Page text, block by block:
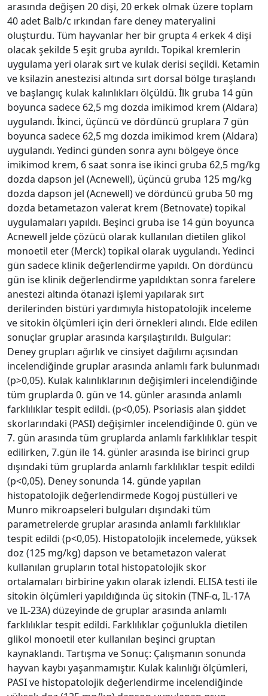
arasında değişen 20 dişi, 20 erkek olmak üzere toplam
40 adet Balb/c ırkından fare deney materyalini
oluşturdu. Tüm hayvanlar her bir grupta 4 erkek 4 dişi
olacak şekilde 5 eşit gruba ayrıldı. Topikal kremlerin
uygulama yeri olarak sırt ve kulak derisi seçildi. Ketamin
ve ksilazin anestezisi altında sırt dorsal bölge tıraşlandı
ve başlangıç kulak kalınlıkları ölçüldü. İlk gruba 14 gün
boyunca sadece 62,5 mg dozda imikimod krem (Aldara)
uygulandı. İkinci, üçüncü ve dördüncü gruplara 7 gün
boyunca sadece 62,5 mg dozda imikimod krem (Aldara)
uygulandı. Yedinci günden sonra aynı bölgeye önce
imikimod krem, 6 saat sonra ise ikinci gruba 62,5 mg/kg
dozda dapson jel (Acnewell), üçüncü gruba 125 mg/kg
dozda dapson jel (Acnewell) ve dördüncü gruba 50 mg
dozda betametazon valerat krem (Betnovate) topikal
uygulamaları yapıldı. Beşinci gruba ise 14 gün boyunca
Acnewell jelde çözücü olarak kullanılan dietilen glikol
monoetil eter (Merck) topikal olarak uygulandı. Yedinci
gün sadece klinik değerlendirme yapıldı. On dördüncü
gün ise klinik değerlendirme yapıldıktan sonra farelere
anestezi altında ötanazi işlemi yapılarak sırt
derilerinden bistüri yardımıyla histopatolojik inceleme
ve sitokin ölçümleri için deri örnekleri alındı. Elde edilen
sonuçlar gruplar arasında karşılaştırıldı. Bulgular:
Deney grupları ağırlık ve cinsiyet dağılımı açısından
incelendiğinde gruplar arasında anlamlı fark bulunmadı
(p>0,05). Kulak kalınlıklarının değişimleri incelendiğinde
tüm gruplarda 0. gün ve 14. günler arasında anlamlı
farklılıklar tespit edildi. (p<0,05). Psoriasis alan şiddet
skorlarındaki (PASI) değişimler incelendiğinde 0. gün ve
7. gün arasında tüm gruplarda anlamlı farklılıklar tespit
edilirken, 7.gün ile 14. günler arasında ise birinci grup
dışındaki tüm gruplarda anlamlı farklılıklar tespit edildi
(p<0,05). Deney sonunda 14. günde yapılan
histopatolojik değerlendirmede Kogoj püstülleri ve
Munro mikroapseleri bulguları dışındaki tüm
parametrelerde gruplar arasında anlamlı farklılıklar
tespit edildi (p<0,05). Histopatolojik incelemede, yüksek
doz (125 mg/kg) dapson ve betametazon valerat
kullanılan grupların total histopatolojik skor
ortalamaları birbirine yakın olarak izlendi. ELISA testi ile
sitokin ölçümleri yapıldığında üç sitokin (TNF-α, IL-17A
ve IL-23A) düzeyinde de gruplar arasında anlamlı
farklılıklar tespit edildi. Farklılıklar çoğunlukla dietilen
glikol monoetil eter kullanılan beşinci gruptan
kaynaklandı. Tartışma ve Sonuç: Çalışmanın sonunda
hayvan kaybı yaşanmamıştır. Kulak kalınlığı ölçümleri,
PASI ve histopatolojik değerlendirme incelendiğinde